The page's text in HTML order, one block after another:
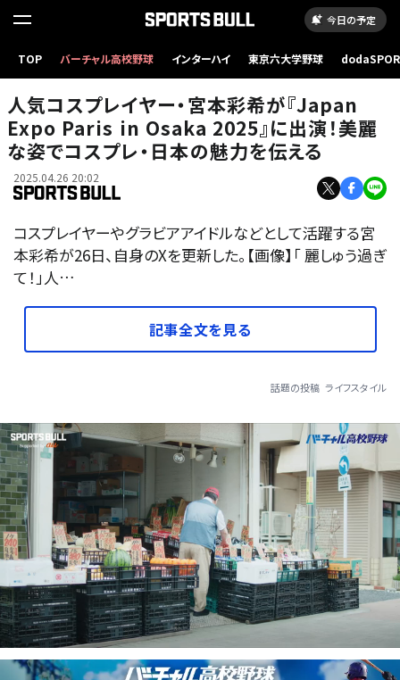
今日の予定
TOP バーチャル高校野球 インターハイ 東京六大学野球
人気コスプレイヤー・宮本彩希が『Japan
Expo Paris in Osaka 2025』に出演！美麗
な姿でコスプレ・日本の魅力を伝える
2025.04.26 20:02
コスプレイヤーやグラビアアイドルなどとして活躍する宮
本彩希が26日、自身のXを更新した。【画像】「 麗しゅう過ぎ
て！」人…
記事全文を見る
話題の投稿 ライフスタイル